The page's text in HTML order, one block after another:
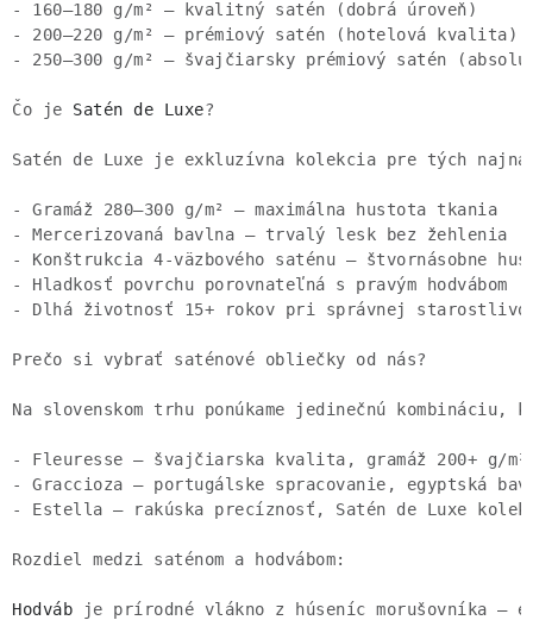
Čo je Satén de Luxe
Hodváb